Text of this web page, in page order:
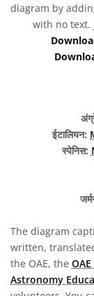
diagram by
with no text.
ईटालियन:
स्पेनिस:
The diagram
written,
the OAE, the
Astronomy